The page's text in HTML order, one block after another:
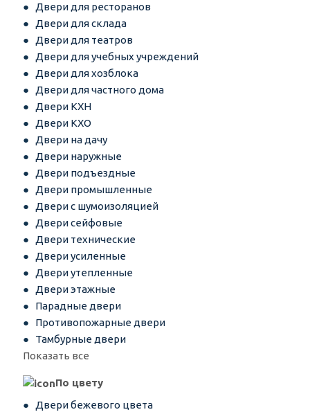
Двери для ресторанов
Двери для склада
Двери для театров
Двери для учебных учреждений
Двери для хозблока
Двери для частного дома
Двери КХН
Двери КХО
Двери на дачу
Двери наружные
Двери подъездные
Двери промышленные
Двери с шумоизоляцией
Двери сейфовые
Двери технические
Двери усиленные
Двери утепленные
Двери этажные
Парадные двери
Противопожарные двери
Тамбурные двери
Показать все
По цвету
Двери бежевого цвета